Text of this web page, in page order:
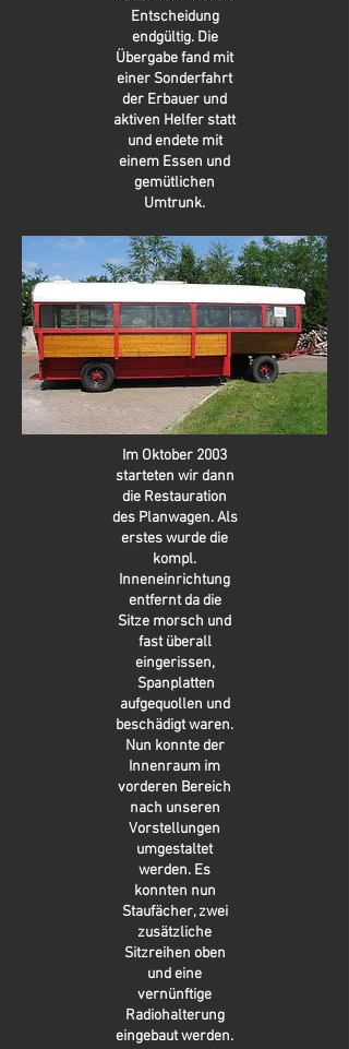
Entscheidung
endgültig. Die
Übergabe fand mit
einer Sonderfahrt
der Erbauer und
aktiven Helfer statt
und endete mit
einem Essen und
gemütlichen
Umtrunk.
Im Oktober 2003
starteten wir dann
die Restauration
des Planwagen. Als
erstes wurde die
kompl.
Inneneinrichtung
entfernt da die
Sitze morsch und
fast überall
eingerissen,
Spanplatten
aufgequollen und
beschädigt waren.
Nun konnte der
Innenraum im
vorderen Bereich
nach unseren
Vorstellungen
umgestaltet
werden. Es
konnten nun
Staufächer, zwei
zusätzliche
Sitzreihen oben
und eine
vernünftige
Radiohalterung
eingebaut werden.